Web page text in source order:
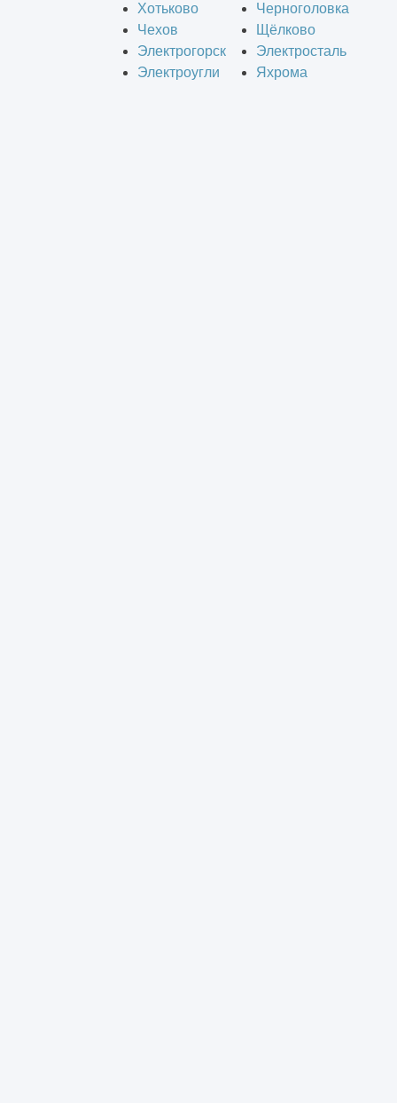
Хотьково
Черноголовка
Чехов
Щёлково
Электрогорск
Электросталь
Электроугли
Яхрома